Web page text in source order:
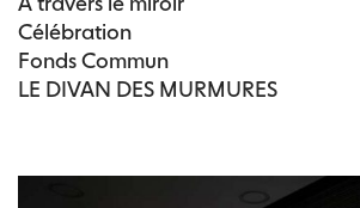
Célébration
Fonds Commun
LE DIVAN DES MURMURES